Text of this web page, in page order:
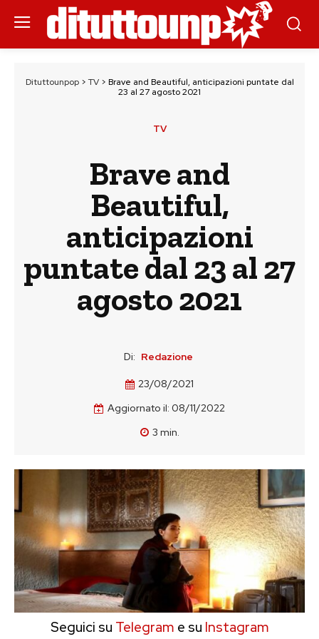
Dituttounpop> TV> Brave and Beautiful, anticipazioni puntate dal
23 al 27 agosto 2021
TV
Brave and
Beautiful,
anticipazioni
puntate dal 23 al 27
agosto 2021
Di: Redazione
23/08/2021
Aggiornato il: 08/11/2022
3 min.
Seguici su Telegram e su Instagram